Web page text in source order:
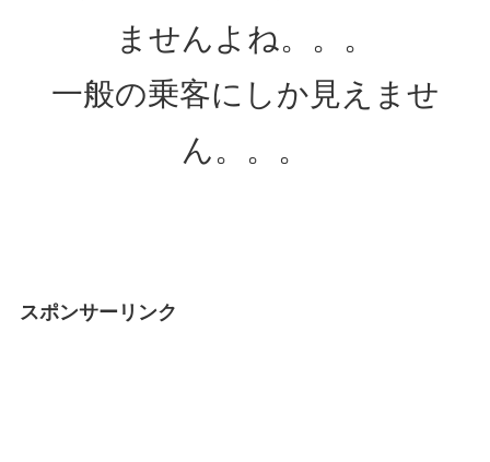
ませんよね。。。
一般の乗客にしか見えませ
ん。。。
スポンサーリンク